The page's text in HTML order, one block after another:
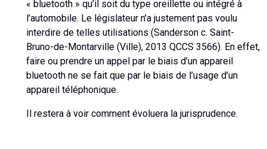
« bluetooth » qu’il soit du type oreillette ou intégré à
l’automobile. Le législateur n’a justement pas voulu
interdire de telles utilisations (Sanderson c. Saint-
Bruno-de-Montarville (Ville), 2013 QCCS 3566). En effet,
faire ou prendre un appel par le biais d’un appareil
bluetooth ne se fait que par le biais de l’usage d’un
appareil téléphonique.
Il restera à voir comment évoluera la jurisprudence.